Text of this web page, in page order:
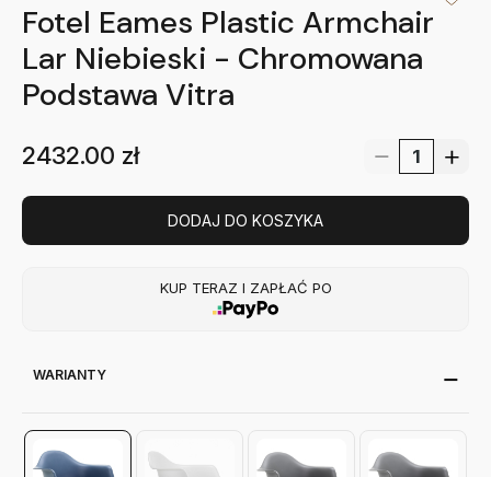
Fotel Eames Plastic Armchair
Lar Niebieski - Chromowana
Podstawa Vitra
2432.00 zł
DODAJ DO KOSZYKA
KUP TERAZ I ZAPŁAĆ PO
WARIANTY